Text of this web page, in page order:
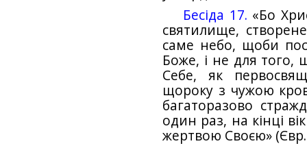
Бесіда 17. «Бо
святилище,
саме небо, щоби
Боже, і не для того,
Себе, як
щороку з чужою
багаторазово
один раз, на кінці
жертвою Своєю»